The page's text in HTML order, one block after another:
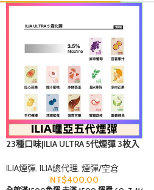
23種口味|ILIA ULTRA 5代煙彈 3枚入
ILIA煙彈, ILIA總代理, 煙彈/空倉
NT$400.00